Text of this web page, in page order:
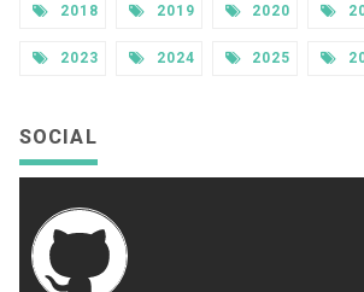
2018 2019 2020
2023 2024 2025
SOCIAL